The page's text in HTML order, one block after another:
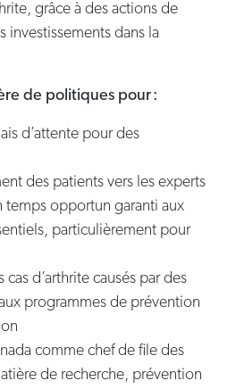
grâce à des actions de
investissements dans la
de politiques pour :
d’attente pour des
des patients vers les experts
temps opportun garanti aux
particulièrement pour
cas d’arthrite causés par des
programmes de prévention
comme chef de file des
de recherche, prévention